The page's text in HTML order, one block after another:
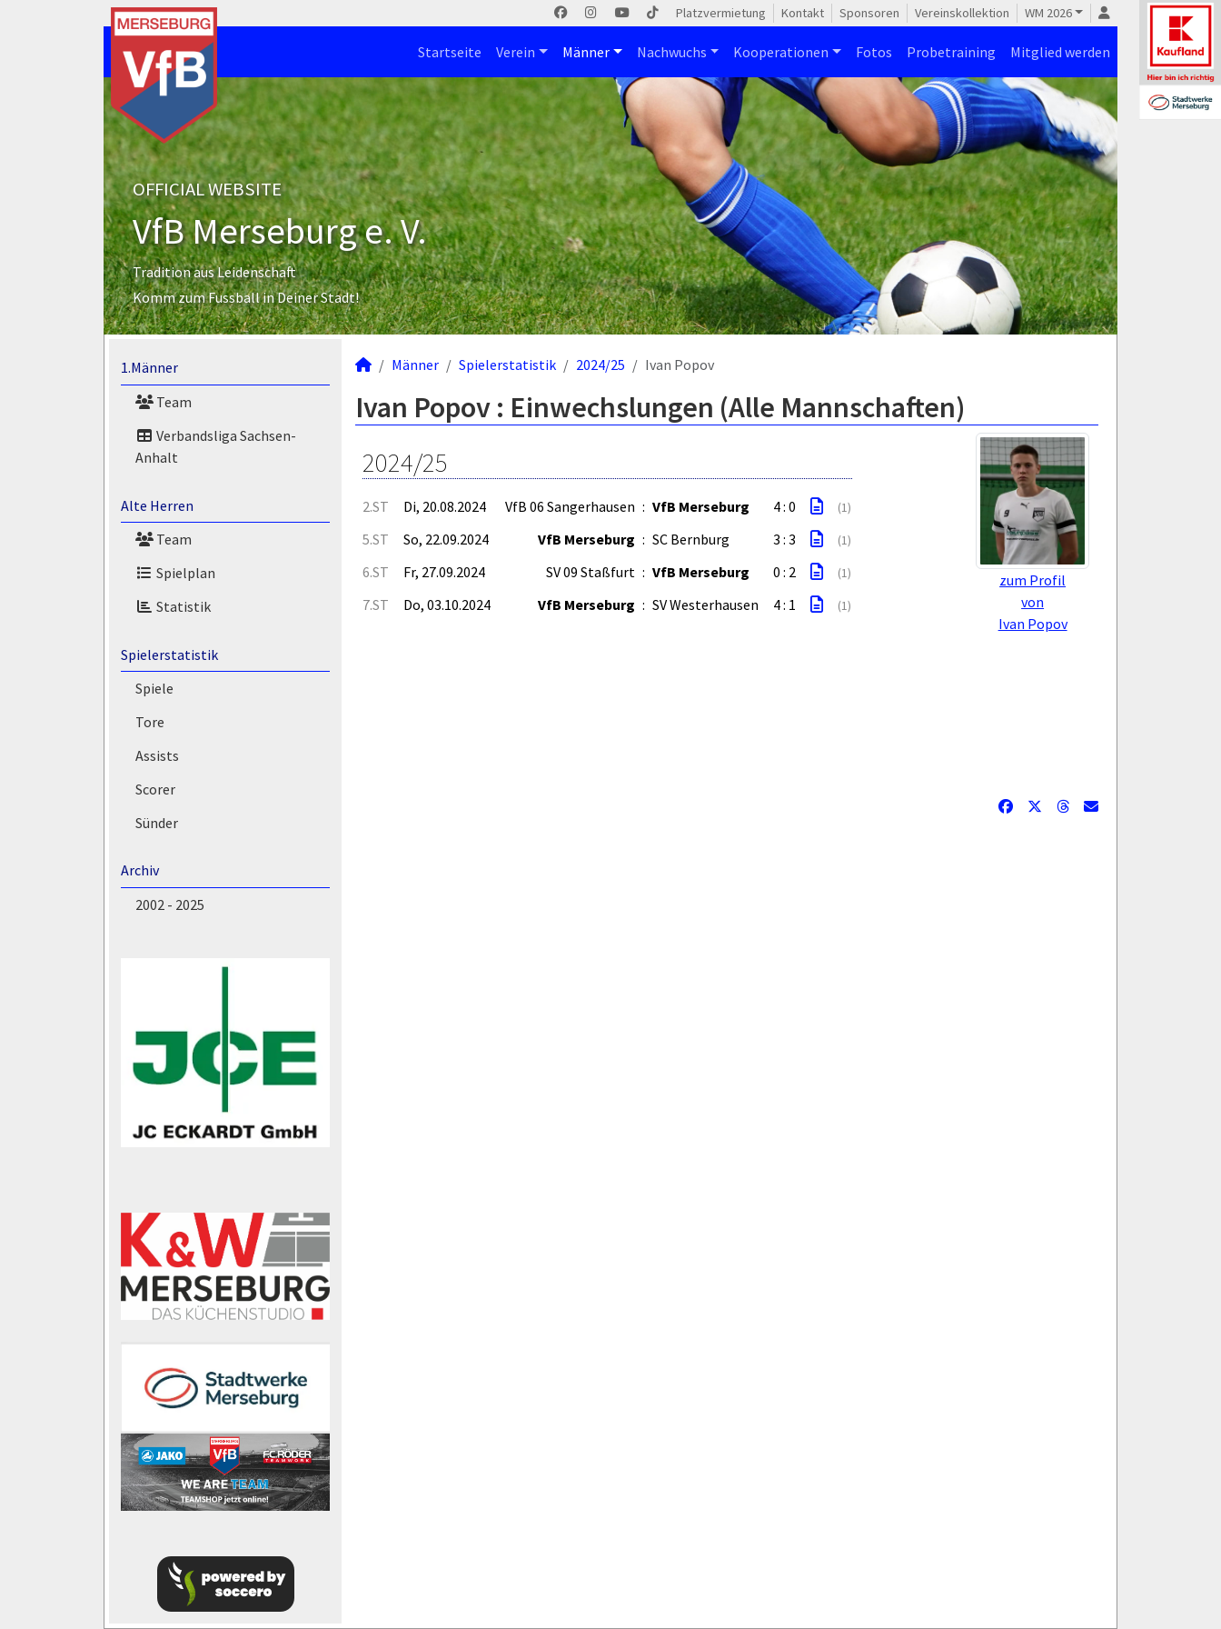
Platzvermietung Kontakt Sponsoren Vereinskollektion WM 2026
Startseite Verein Männer Nachwuchs Kooperationen Fotos Probetraining Mitglied werden
OFFICIAL WEBSITE
VfB Merseburg e. V.
Tradition aus Leidenschaft
Komm zum Fussball in Deiner Stadt!
1.Männer
Team
Verbandsliga Sachsen-
Anhalt
Alte Herren
Team
Spielplan
Statistik
Spielerstatistik
Spiele
Tore
Assists
Scorer
Sünder
Archiv
2002 - 2025
Männer Spielerstatistik 2024/25 Ivan Popov
Ivan Popov : Einwechslungen (Alle Mannschaften)
zum Profil
von
Ivan Popov
2024/25
2.ST Di, 20.08.2024 VfB 06 Sangerhausen : VfB Merseburg 4 : 0 (1)
5.ST So, 22.09.2024 VfB Merseburg : SC Bernburg 3 : 3 (1)
6.ST Fr, 27.09.2024 SV 09 Staßfurt : VfB Merseburg 0 : 2 (1)
7.ST Do, 03.10.2024 VfB Merseburg : SV Westerhausen 4 : 1 (1)